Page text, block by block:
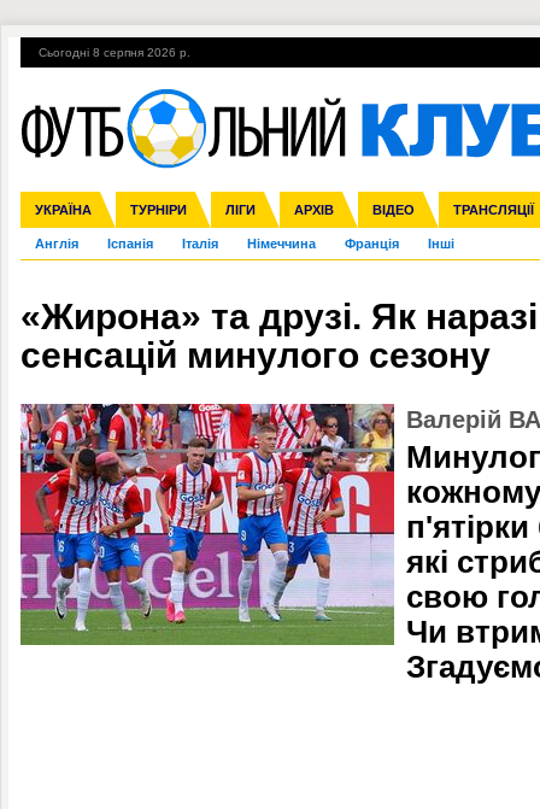
Сьогодні 8 серпня 2026 р.
УКРАЇНА ТУРНІРИ ЛІГИ АРХІВ ВІДЕО ТРАНСЛЯЦІЇ
Збірна Прем'єр-ліга Перша ліга Друга ліга Кубок України
Ліга чемпіонів Ліга Європи Міжнародні Ліга націй Ліга
Англія Іспанія Італія Німеччина Франція Інші
ЧС-2014 ЄВРО-2016 Росія Кубок конфедерацій ЧЄ-2015 (U-
Гарячі теми УПЛ, 2-й тур ВІЙНА УПЛ-ПЕРЕХОДИ
«Жирона» та друзі. Як
сенсацій минулого сезону
Валерій
кожному
які
свою
Чи